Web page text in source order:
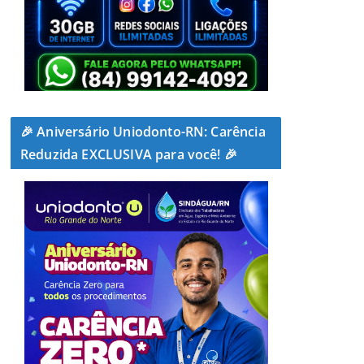
🎉 Aniversário Uniodonto-RN: Carência
Reduzida EXCLUSIVA para você! 🎉